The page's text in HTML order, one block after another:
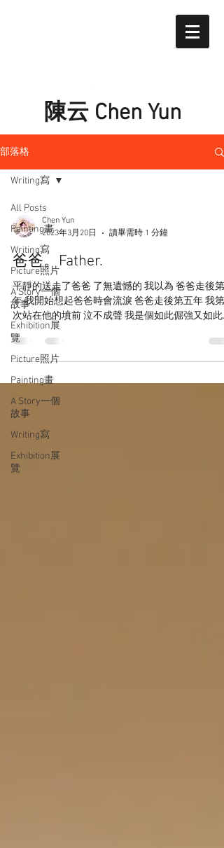
陳云 Chen Yun
部落格
All Posts
Painting畫
Writing寫
Picture照片
A Story一個
故事
Exhibition展
覽
Picture照片
Painting畫
A Story一個
故事
Writing寫
Exhibition展
覽
Writing寫
Chen Yun
2023年3月20日
讀畢需時 1 分鐘
爸爸。Father.
平靜的送走了爸爸 了無遺憾的 我以為 爸爸走後第
年 我開始想起爸爸時會流淚 爸爸走後第五年 我第
次站在他的墳前 泣不成聲 我是個如此倔強又如此
弱又如此悲痛的女兒 原來這就是思念 Quietly
farewell to my father,...